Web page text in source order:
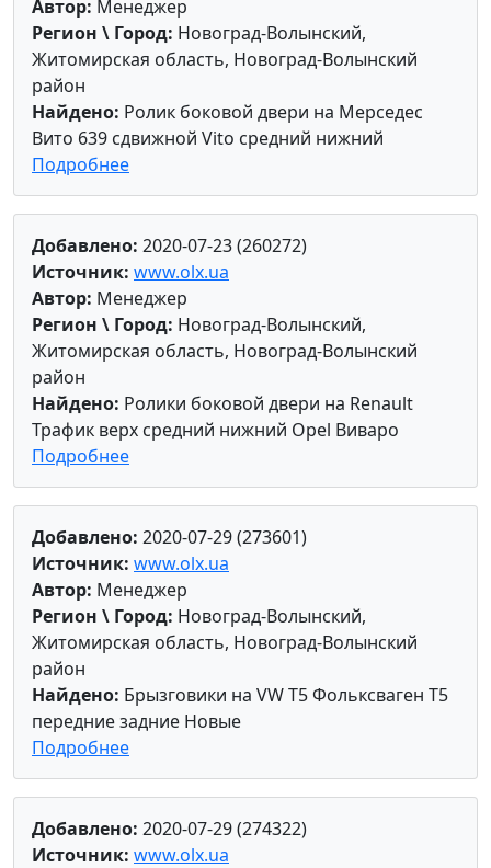
Автор: Менеджер
Регион \ Город: Новоград-Волынский,
Житомирская область, Новоград-Волынский
район
Найдено: Ролик боковой двери на Мерседес
Вито 639 сдвижной Vito средний нижний
Подробнее
Добавлено: 2020-07-23 (260272)
Источник: www.olx.ua
Автор: Менеджер
Регион \ Город: Новоград-Волынский,
Житомирская область, Новоград-Волынский
район
Найдено: Ролики боковой двери на Renault
Трафик верх средний нижний Opel Виваро
Подробнее
Добавлено: 2020-07-29 (273601)
Источник: www.olx.ua
Автор: Менеджер
Регион \ Город: Новоград-Волынский,
Житомирская область, Новоград-Волынский
район
Найдено: Брызговики на VW T5 Фольксваген Т5
передние задние Новые
Подробнее
Добавлено: 2020-07-29 (274322)
Источник: www.olx.ua